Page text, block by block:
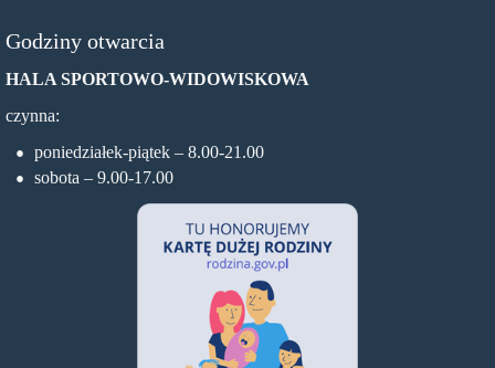
Godziny otwarcia
HALA SPORTOWO-WIDOWISKOWA
czynna:
poniedziałek-piątek – 8.00-21.00
sobota – 9.00-17.00